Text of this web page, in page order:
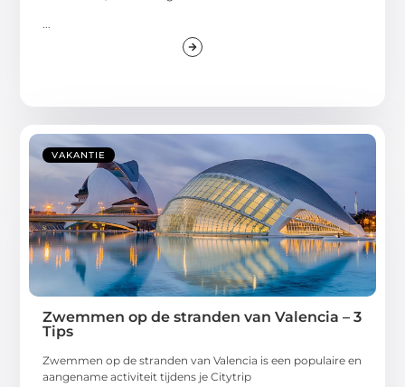
VAKANTIE
Zwemmen op de stranden van Valencia – 3
Tips
Zwemmen op de stranden van Valencia is een populaire en
aangename activiteit tijdens je Citytrip